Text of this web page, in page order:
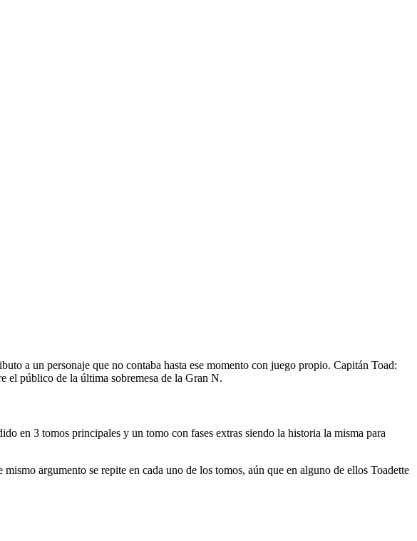
a un personaje que no contaba hasta ese momento con juego propio. Capitán Toad:
el público de la última sobremesa de la Gran N.
en 3 tomos principales y un tomo con fases extras siendo la historia la misma para
argumento se repite en cada uno de los tomos, aún que en alguno de ellos Toadette